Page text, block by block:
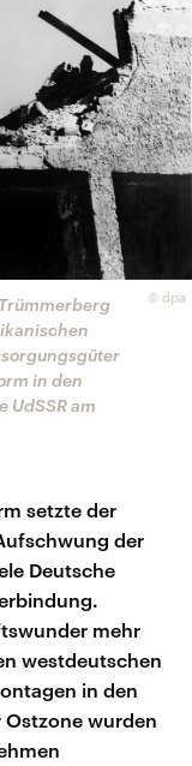
© dpa
in den
UdSSR am
setzte der
der
Deutsche
mehr
westdeutschen
in den
wurden